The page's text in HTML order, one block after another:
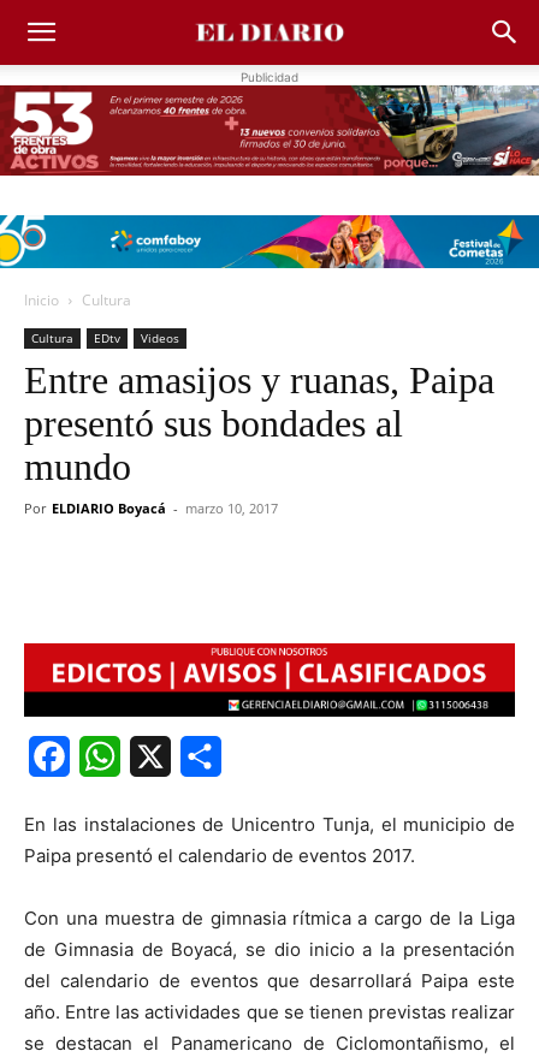
Publicidad
Inicio Cultura
Cultura EDtv Videos
Entre amasijos y ruanas, Paipa
presentó sus bondades al
mundo
Por ELDIARIO Boyacá - marzo 10, 2017
FacebookWhatsApp
En las instalaciones de Unicentro Tunja, el municipio de
Paipa presentó el calendario de eventos 2017.
Con una muestra de gimnasia rítmica a cargo de la Liga
de Gimnasia de Boyacá, se dio inicio a la presentación
del calendario de eventos que desarrollará Paipa este
año. Entre las actividades que se tienen previstas realizar
se destacan el Panamericano de Ciclomontañismo, el